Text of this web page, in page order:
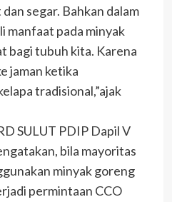
segar. Bahkan dalam
manfaat pada minyak
bagi tubuh kita. Karena
jaman ketika
tradisional,”ajak
SULUT PDIP Dapil V
bila mayoritas
minyak goreng
permintaan CCO